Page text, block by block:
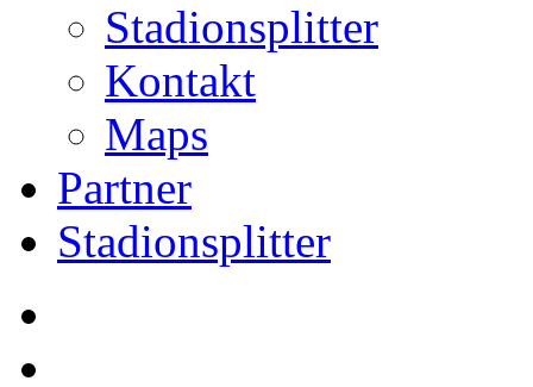
Stadionsplitter
Kontakt
Maps
Partner
Stadionsplitter